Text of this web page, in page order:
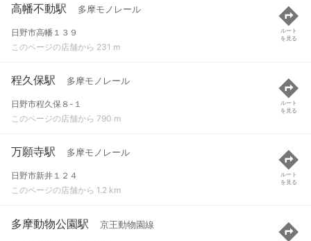
高幡不動駅 多摩モノレール
日野市高幡１３９
このページの店舗から 231 m
ルート
を見る
程久保駅 多摩モノレール
日野市程久保８-１
このページの店舗から 790 m
ルート
を見る
万願寺駅 多摩モノレール
日野市新井１２４
このページの店舗から 1.2 km
ルート
を見る
多摩動物公園駅 京王動物園線